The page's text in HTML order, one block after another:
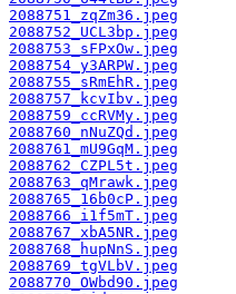
2088751_zqZm36.jpeg
2088752_UCL3bp.jpeg
2088753_sFPxOw.jpeg
2088754_y3ARPW.jpeg
2088755_sRmEhR.jpeg
2088757_kcvIbv.jpeg
2088759_ccRVMy.jpeg
2088760_nNuZQd.jpeg
2088761_mU9GqM.jpeg
2088762_CZPL5t.jpeg
2088763_qMrawk.jpeg
2088765_16b0cP.jpeg
2088766_i1f5mT.jpeg
2088767_xbA5NR.jpeg
2088768_hupNnS.jpeg
2088769_tgVLbV.jpeg
2088770_OWbd90.jpeg